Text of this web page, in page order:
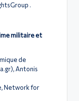
.
militaire et
de
Antonis
Network for